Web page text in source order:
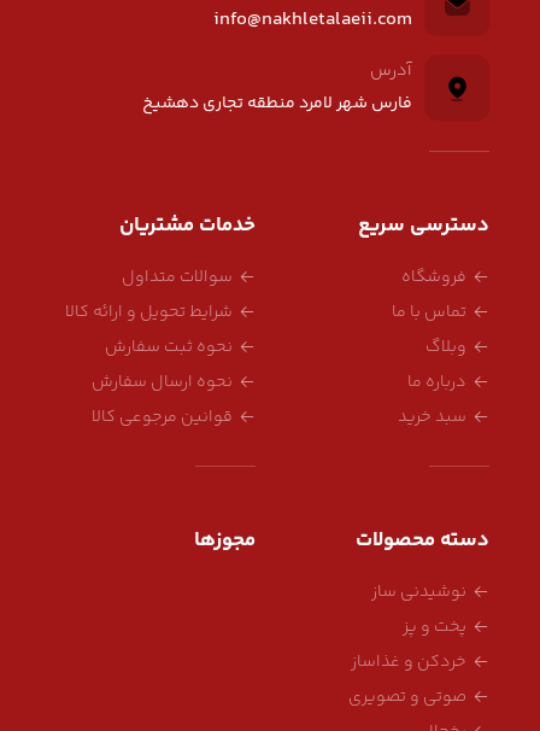
info@nakhletalaeii.com
آدرس
فارس شهر لامرد منطقه تجاری دهشیخ
دسترسی سریع
فروشگاه
تماس با ما
وبلاگ
درباره ما
سبد خرید
خدمات مشتریان
سوالات متداول
شرایط تحویل و ارائه کالا
نحوه ثبت سفارش
نحوه ارسال سفارش
قوانین مرجوعی کالا
دسته محصولات
نوشیدنی ساز
پخت و پز
خردکن و غذاساز
صوتی و تصویری
مجوزها